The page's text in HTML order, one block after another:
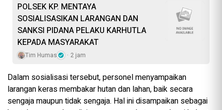
POLSEK KP. MENTAYA
SOSIALISASIKAN LARANGAN DAN
SANKSI PIDANA PELAKU KARHUTLA
KEPADA MASYARAKAT
Tim Humas 2 jam
Dalam sosialisasi tersebut, personel menyampaikan
larangan keras membakar hutan dan lahan, baik secara
sengaja maupun tidak sengaja. Hal ini disampaikan sebagai